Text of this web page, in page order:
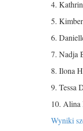
4.
5.
6.
7. Nadja
8. Ilona
9. Tessa
10. Alina
Wyniki